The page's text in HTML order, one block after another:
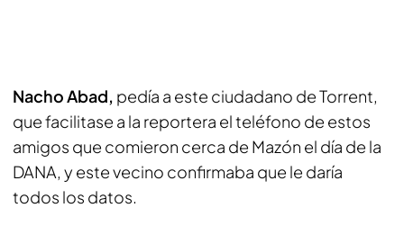
Nacho Abad, pedía a este ciudadano de Torrent,
que facilitase a la reportera el teléfono de estos
amigos que comieron cerca de Mazón el día de la
DANA, y este vecino confirmaba que le daría
todos los datos.